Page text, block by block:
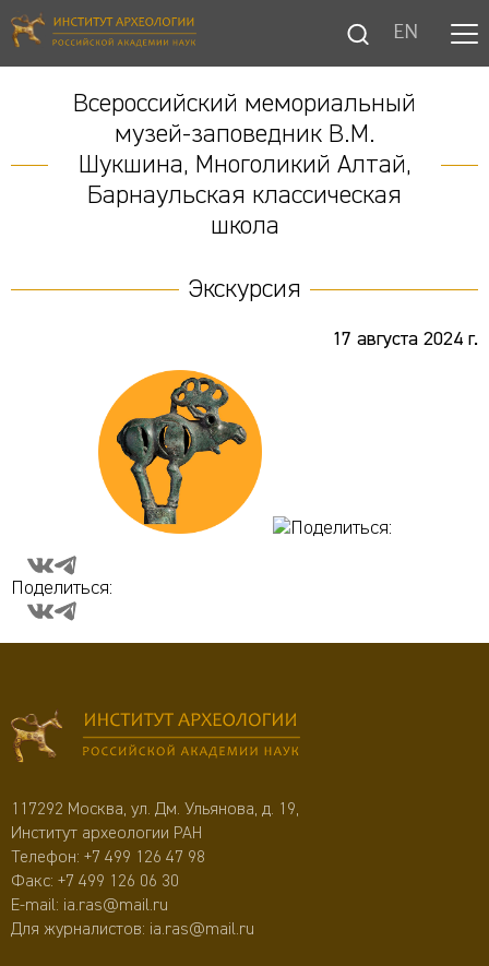
EN
Всероссийский мемориальный
музей-заповедник В.М.
Шукшина, Многоликий Алтай,
Барнаульская классическая
школа
Экскурсия
17 августа 2024 г.
Поделиться:
Поделиться:
117292 Москва, ул. Дм. Ульянова, д. 19,
Институт археологии РАН
Телефон: +7 499 126 47 98
Факс: +7 499 126 06 30
E-mail: ia.ras@mail.ru
Для журналистов: ia.ras@mail.ru